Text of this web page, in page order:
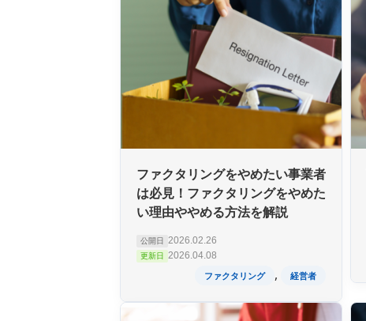
ファクタリングをやめたい事業者
は必見！ファクタリングをやめた
い理由ややめる方法を解説
公開日 2026.02.26
更新日 2026.04.08
ファクタリング , 経営者